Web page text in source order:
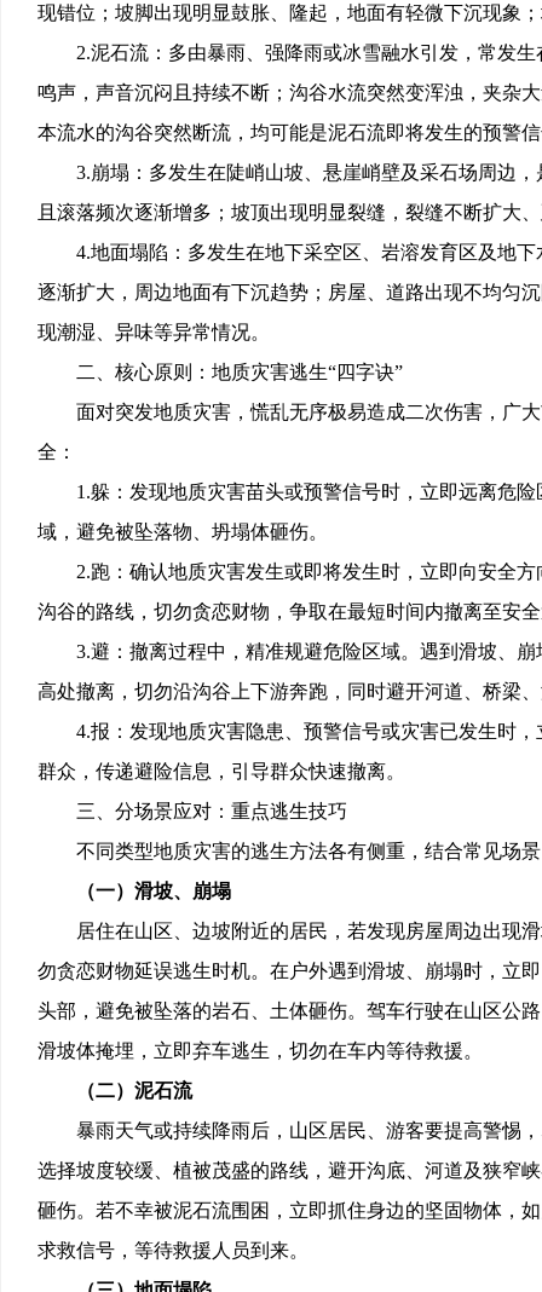
现错位；坡脚出现明显鼓胀、隆起，地面有轻微下沉现象
2.泥石流：多由暴雨、强降雨或冰雪融水引发，常发
鸣声，声音沉闷且持续不断；沟谷水流突然变浑浊，夹杂
本流水的沟谷突然断流，均可能是泥石流即将发生的预警
3.崩塌：多发生在陡峭山坡、悬崖峭壁及采石场周边
且滚落频次逐渐增多；坡顶出现明显裂缝，裂缝不断扩大
4.地面塌陷：多发生在地下采空区、岩溶发育区及地
逐渐扩大，周边地面有下沉趋势；房屋、道路出现不均匀
现潮湿、异味等异常情况。
二、核心原则：地质灾害逃生“四字诀”
面对突发地质灾害，慌乱无序极易造成二次伤害，广
全：
1.躲：发现地质灾害苗头或预警信号时，立即远离危
域，避免被坠落物、坍塌体砸伤。
2.跑：确认地质灾害发生或即将发生时，立即向安全
沟谷的路线，切勿贪恋财物，争取在最短时间内撤离至安
3.避：撤离过程中，精准规避危险区域。遇到滑坡、
高处撤离，切勿沿沟谷上下游奔跑，同时避开河道、桥梁
4.报：发现地质灾害隐患、预警信号或灾害已发生时
群众，传递避险信息，引导群众快速撤离。
三、分场景应对：重点逃生技巧
不同类型地质灾害的逃生方法各有侧重，结合常见场
（一）滑坡、崩塌
居住在山区、边坡附近的居民，若发现房屋周边出现
勿贪恋财物延误逃生时机。在户外遇到滑坡、崩塌时，立
头部，避免被坠落的岩石、土体砸伤。驾车行驶在山区公
滑坡体掩埋，立即弃车逃生，切勿在车内等待救援。
（二）泥石流
暴雨天气或持续降雨后，山区居民、游客要提高警惕
选择坡度较缓、植被茂盛的路线，避开沟底、河道及狭窄
砸伤。若不幸被泥石流围困，立即抓住身边的坚固物体，
求救信号，等待救援人员到来。